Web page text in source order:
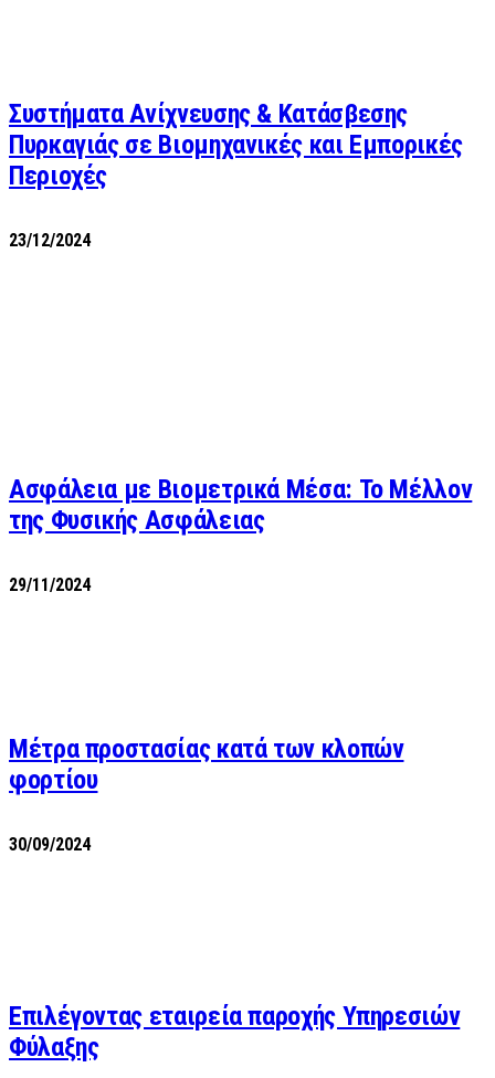
Συστήματα Ανίχνευσης & Κατάσβεσης
Πυρκαγιάς σε Βιομηχανικές και Εμπορικές
Περιοχές
23/12/2024
Ασφάλεια με Βιομετρικά Μέσα: Το Μέλλον
της Φυσικής Ασφάλειας
29/11/2024
Μέτρα προστασίας κατά των κλοπών
φορτίου
30/09/2024
Επιλέγοντας εταιρεία παροχής Υπηρεσιών
Φύλαξης